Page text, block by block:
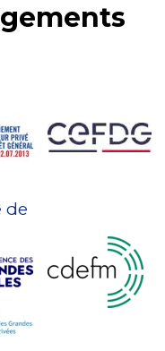
de